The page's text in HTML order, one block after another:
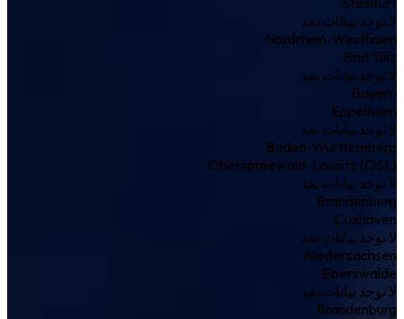
لا توجد بيانات بعد
Nordrhein-Westfalen
Bad Tölz
لا توجد بيانات بعد
Bayern
Eppelheim
لا توجد بيانات بعد
Baden-Württemberg
Oberspreewald-Lausitz (OSL)
لا توجد بيانات بعد
Brandenburg
Cuxhaven
لا توجد بيانات بعد
Niedersachsen
Eberswalde
لا توجد بيانات بعد
Brandenburg